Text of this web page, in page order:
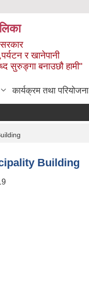
र खानेपानी
सुरुङ्गा बनाउछौ हामी"
कार्यक्रम तथा परियोजना
Building